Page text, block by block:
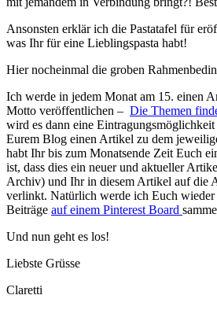
Ansonsten erklär ich die Pastatafel für
was Ihr für eine Lieblingspasta habt!
Hier nocheinmal die groben
Ich werde in jedem Monat am 15. einen
Motto veröffentlichen – Die Themen
wird es dann eine
Eurem Blog einen Artikel zu dem
habt Ihr bis zum Monatsende Zeit Euch
ist, dass dies ein neuer und aktueller
Archiv) und Ihr in diesem Artikel auf die
verlinkt. Natürlich werde ich Euch wieder
Beiträge auf einem Pinterest Board
Und nun geht es los!
Liebste Grüsse
Claretti